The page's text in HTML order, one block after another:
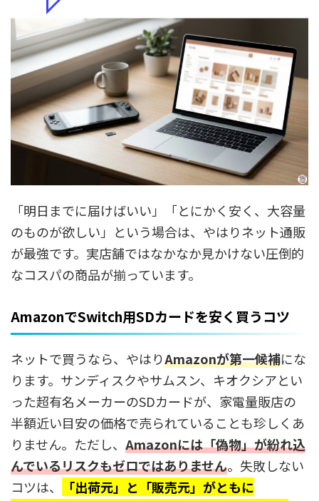
「明日までに届けばいい」「とにかく安く、大容量
のものが欲しい」という場合は、やはりネット通販
が最強です。実店舗ではなかなか見かけない圧倒的
なコスパの商品が揃っています。
AmazonでSwitch用SDカードを安く買うコツ
ネットで買うなら、やはりAmazonが第一候補にな
ります。サンディスクやサムスン、キオクシアとい
った超有名メーカーのSDカードが、家電量販店の
半額近い目安の価格で売られていることも珍しくあ
りません。ただし、 Amazonには「偽物」が紛れ込
んでいるリスクもゼロではありません。失敗しない
コツは、
「出荷元」と「販売元」がともに